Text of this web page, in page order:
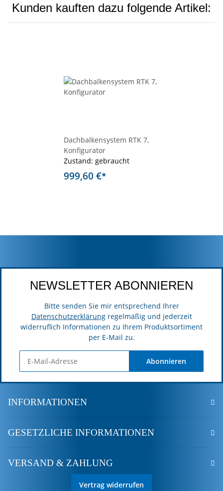
Kunden kauften dazu folgende Artikel:
Dachbalkensystem RTK 7,
Konfigurator
Zustand: gebraucht
999,60 €*
NEWSLETTER ABONNIEREN
Bitte senden Sie mir entsprechend Ihrer
Datenschutzerklärungregelmäßig und jederzeit
widerruflich Informationen zu Ihrem Produktsortiment
per E-Mail zu.
Abonnieren
INFORMATIONEN
GESETZLICHE INFORMATIONEN
VERSAND & ZAHLUNG
Vertrag widerrufen